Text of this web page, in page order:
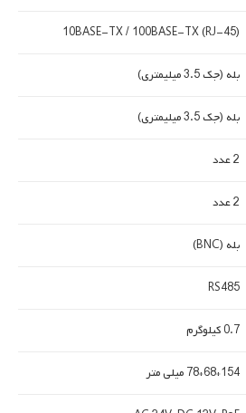
10BASE-TX / 100BASE-TX (RJ-45)
بله (جک 3.5 میلیمتری)
بله (جک 3.5 میلیمتری)
2 عدد
2 عدد
بله (BNC)
RS485
0.7 کیلوگرم
154*68*78 میلی متر